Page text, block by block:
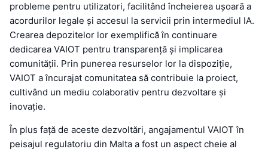
probleme pentru utilizatori, facilitând încheierea ușoară a
acordurilor legale și accesul la servicii prin intermediul IA.
Crearea depozitelor lor exemplifică în continuare
dedicarea VAIOT pentru transparență și implicarea
comunității. Prin punerea resurselor lor la dispoziție,
VAIOT a încurajat comunitatea să contribuie la proiect,
cultivând un mediu colaborativ pentru dezvoltare și
inovație.
În plus față de aceste dezvoltări, angajamentul VAIOT în
peisajul regulatoriu din Malta a fost un aspect cheie al